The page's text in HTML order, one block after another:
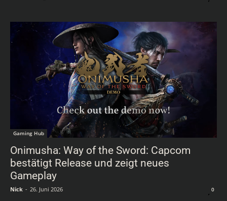
Gaming Hub
Onimusha: Way of the Sword: Capcom
bestätigt Release und zeigt neues
Gameplay
Nick - 26. Juni 2026 0